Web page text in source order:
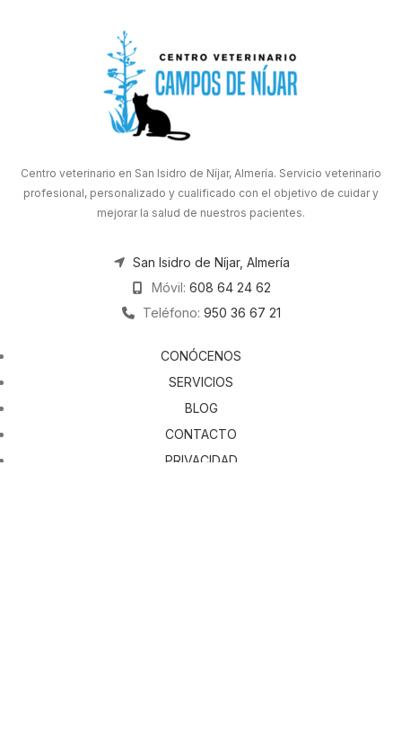
Centro veterinario en San Isidro de Níjar, Almería. Servicio veterinario
profesional, personalizado y cualificado con el objetivo de cuidar y
mejorar la salud de nuestros pacientes.
San Isidro de Níjar, Almería
Móvil: 608 64 24 62
Teléfono: 950 36 67 21
CONÓCENOS
SERVICIOS
BLOG
CONTACTO
PRIVACIDAD